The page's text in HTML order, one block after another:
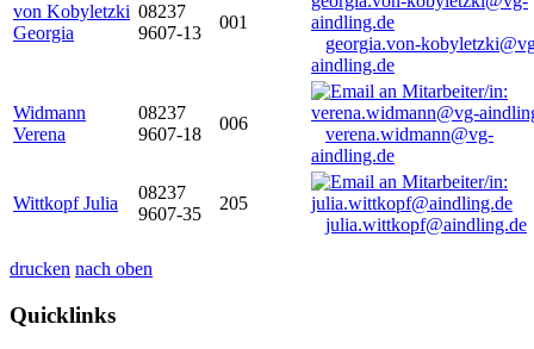
von Kobyletzki
Georgia
08237
9607-13
001
georgia.von-
aindling.de
Widmann
Verena
08237
9607-18
006
verena.widmann@vg-
aindling.de
Wittkopf Julia
08237
9607-35
205
julia.wittkopf@aindling.de
drucken nach oben
Quicklinks